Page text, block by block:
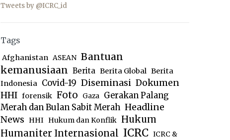
Tweets by @ICRC_id
Tags
Afghanistan ASEAN Bantuan
kemanusiaan Berita Berita Global Berita
Indonesia Covid-19 Diseminasi Dokumen
HHI forensik Foto Gaza Gerakan Palang
Merah dan Bulan Sabit Merah Headline
News
HHI Hukum dan Konflik Hukum
Humaniter Internasional ICRC ICRC &